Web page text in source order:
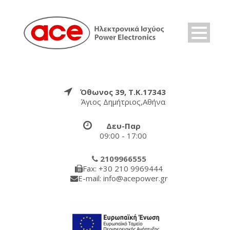
Όθωνος 39, Τ.Κ.17343
Άγιος Δημήτριος,Αθήνα
Δευ-Παρ
09:00 - 17:00
2109966555
Fax: +30 210 9969444
E-mail: info@acepower.gr